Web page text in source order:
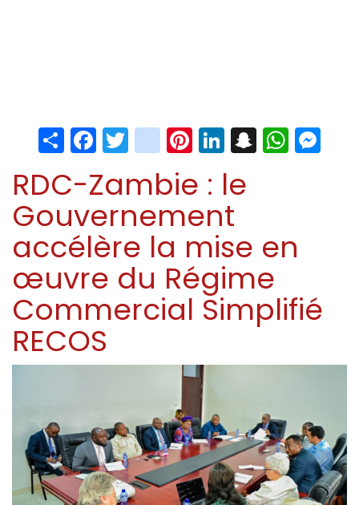
ShareFacebook
Twitter
instagram
Pinterest
LinkedIn
Snapchat
RDC-Zambie : le
Gouvernement
accélère la mise en
œuvre du Régime
Commercial Simplifié
RECOS